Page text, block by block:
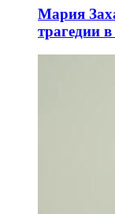
Мария
трагедии